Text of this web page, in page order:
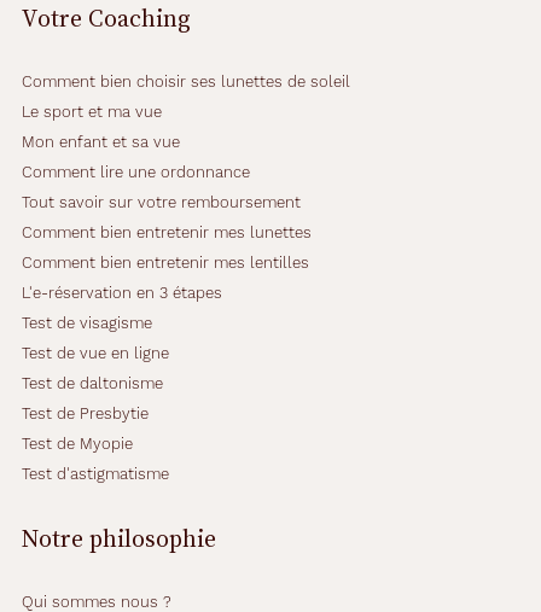
Votre Coaching
Comment bien choisir ses lunettes de soleil
Le sport et ma vue
Mon enfant et sa vue
Comment lire une ordonnance
Tout savoir sur votre remboursement
Comment bien entretenir mes lunettes
Comment bien entretenir mes lentilles
L'e-réservation en 3 étapes
Test de visagisme
Test de vue en ligne
Test de daltonisme
Test de Presbytie
Test de Myopie
Test d'astigmatisme
Notre philosophie
Qui sommes nous ?